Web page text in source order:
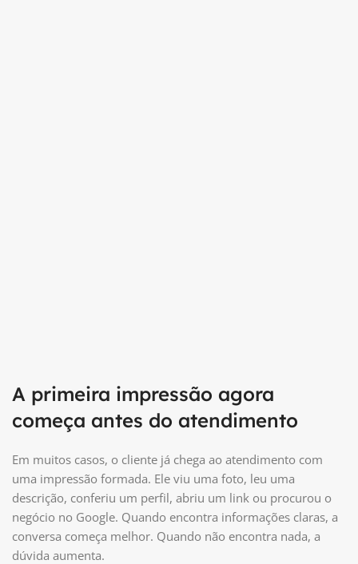
A primeira impressão agora
começa antes do atendimento
Em muitos casos, o cliente já chega ao atendimento com
uma impressão formada. Ele viu uma foto, leu uma
descrição, conferiu um perfil, abriu um link ou procurou o
negócio no Google. Quando encontra informações claras, a
conversa começa melhor. Quando não encontra nada, a
dúvida aumenta.